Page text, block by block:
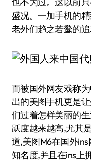
盛况。一加手机的
老外们趋之若鹜的追
而被国外网友戏称
出的美图手机更是
们过着怎样美丽的
跃度越来越高,尤其
道,美图M6在国外
知名度,并且在ins上